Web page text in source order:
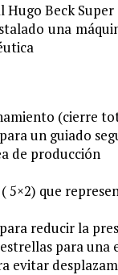
Beck Super
una
(cierre
un guiado
de producción
que
reducir la
para una
evitar